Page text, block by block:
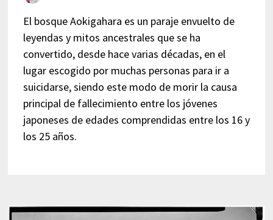
El bosque Aokigahara es un paraje envuelto de
leyendas y mitos ancestrales que se ha
convertido, desde hace varias décadas, en el
lugar escogido por muchas personas para ir a
suicidarse, siendo este modo de morir la causa
principal de fallecimiento entre los jóvenes
japoneses de edades comprendidas entre los 16 y
los 25 años.